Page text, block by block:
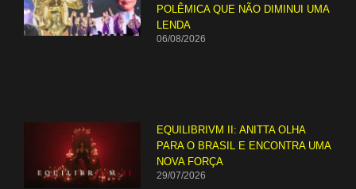
POLÊMICA QUE NÃO DIMINUI UMA
LENDA
06/08/2026
EQUILIBRIVM II: ANITTA OLHA
PARA O BRASIL E ENCONTRA UMA
NOVA FORÇA
29/07/2026